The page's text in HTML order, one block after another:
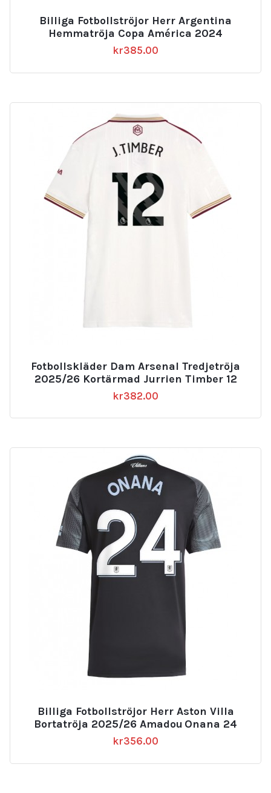
Billiga Fotbollströjor Herr Argentina
Hemmatröja Copa América 2024
kr385.00
Fotbollskläder Dam Arsenal Tredjetröja
2025/26 Kortärmad Jurrien Timber 12
kr382.00
Billiga Fotbollströjor Herr Aston Villa
Bortatröja 2025/26 Amadou Onana 24
kr356.00